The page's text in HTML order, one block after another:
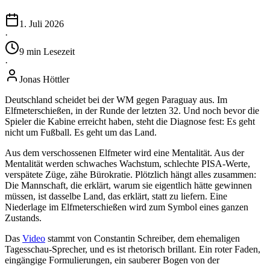
1. Juli 2026
·
9 min Lesezeit
·
Jonas Höttler
Deutschland scheidet bei der WM gegen Paraguay aus. Im
Elfmeterschießen, in der Runde der letzten 32. Und noch bevor die
Spieler die Kabine erreicht haben, steht die Diagnose fest: Es geht
nicht um Fußball. Es geht um das Land.
Aus dem verschossenen Elfmeter wird eine Mentalität. Aus der
Mentalität werden schwaches Wachstum, schlechte PISA-Werte,
verspätete Züge, zähe Bürokratie. Plötzlich hängt alles zusammen:
Die Mannschaft, die erklärt, warum sie eigentlich hätte gewinnen
müssen, ist dasselbe Land, das erklärt, statt zu liefern. Eine
Niederlage im Elfmeterschießen wird zum Symbol eines ganzen
Zustands.
Das Video stammt von Constantin Schreiber, dem ehemaligen
Tagesschau-Sprecher, und es ist rhetorisch brillant. Ein roter Faden,
eingängige Formulierungen, ein sauberer Bogen von der